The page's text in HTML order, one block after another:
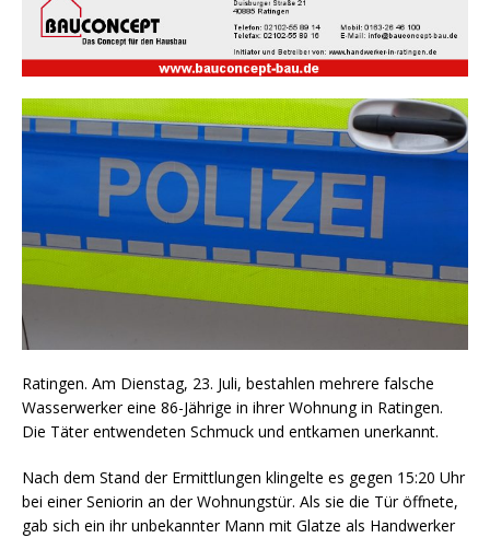
Ratingen. Am Dienstag, 23. Juli, bestahlen mehrere falsche
Wasserwerker eine 86-Jährige in ihrer Wohnung in Ratingen.
Die Täter entwendeten Schmuck und entkamen unerkannt.
Nach dem Stand der Ermittlungen klingelte es gegen 15:20 Uhr
bei einer Seniorin an der Wohnungstür. Als sie die Tür öffnete,
gab sich ein ihr unbekannter Mann mit Glatze als Handwerker